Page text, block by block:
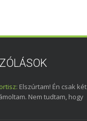
Elszúrtam! Én csak két
Nem tudtam, hogy